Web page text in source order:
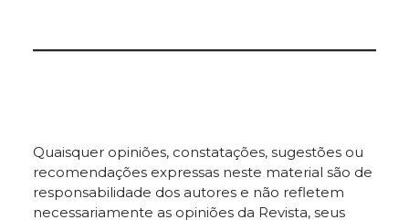
Quaisquer opiniões, constatações, sugestões ou
recomendações expressas neste material são de
responsabilidade dos autores e não refletem
necessariamente as opiniões da Revista, seus